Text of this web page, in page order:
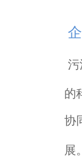
企
污
的
协
展。